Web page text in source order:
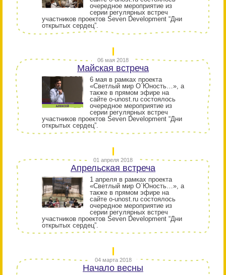
очередное мероприятие из
серии регулярных встреч
участников проектов Seven Development “Дни
открытых сердец”.
06 мая 2018
Майская встреча
6 мая в рамках проекта
«Светлый мир О`Юность…», а
также в прямом эфире на
сайте o-unost.ru состоялось
очередное мероприятие из
серии регулярных встреч
участников проектов Seven Development “Дни
открытых сердец”.
01 апреля 2018
Апрельская встреча
1 апреля в рамках проекта
«Светлый мир О`Юность…», а
также в прямом эфире на
сайте o-unost.ru состоялось
очередное мероприятие из
серии регулярных встреч
участников проектов Seven Development “Дни
открытых сердец”.
04 марта 2018
Начало весны